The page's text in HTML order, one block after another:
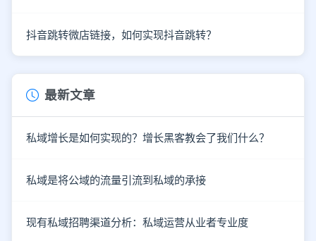
抖音跳转微店链接，如何实现抖音跳转？
最新文章
私域增长是如何实现的？增长黑客教会了我们什么？
私域是将公域的流量引流到私域的承接
现有私域招聘渠道分析：私域运营从业者专业度